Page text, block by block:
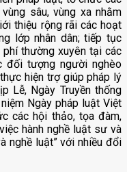
sâu, vùng xa nhằm
thiệu rộng rãi các hoạt
lớp nhân dân; tiếp tục
thường xuyên tại các
đối tượng người nghèo
hiện trợ giúp pháp lý
Lễ, Ngày Truyền thống
Ngày pháp luật Việt
các hội thảo, tọa đàm,
hành nghề luật sư và
nghề luật” với nhiều đổi